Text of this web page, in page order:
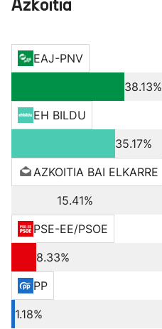
Azkoitia
EAJ-PNV
38.13%
EH BILDU
35.17%
AZKOITIA BAI ELKARRE
15.41%
PSE-EE/PSOE
8.33%
PP
1.18%